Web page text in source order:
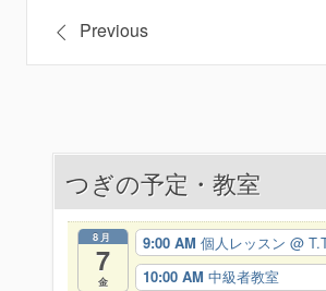
投
稿
ビ
Previous
つぎの予定・教室
8月
7
金
9:00 AM 個人レッスン @
10:00 AM 中級者教室